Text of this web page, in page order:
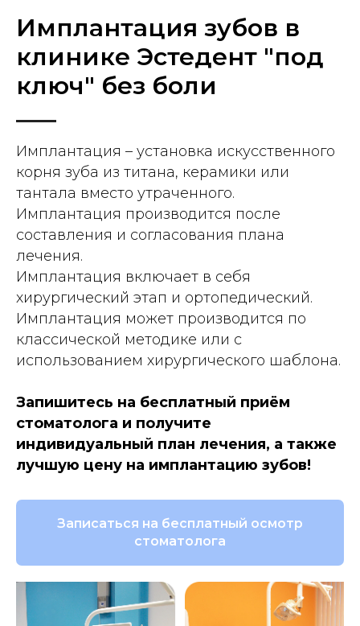
Имплантация зубов в
клинике Эстедент "под
ключ" без боли
Имплантация – установка искусственного
корня зуба из титана, керамики или
тантала вместо утраченного.
Имплантация производится после
составления и согласования плана
лечения.
Имплантация включает в себя
хирургический этап и ортопедический.
Имплантация может производится по
классической методике или с
использованием хирургического шаблона.
Запишитесь на бесплатный приём
стоматолога и получите
индивидуальный план лечения, а также
лучшую цену на имплантацию зубов!
Записаться на бесплатный осмотр
стоматолога